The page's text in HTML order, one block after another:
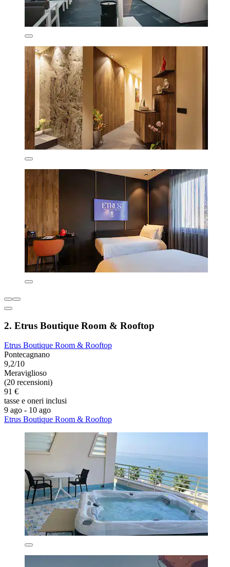
2. Etrus Boutique Room & Rooftop
Etrus Boutique Room & Rooftop
Pontecagnano
9,2/10
Meraviglioso
(20 recensioni)
91 €
tasse e oneri inclusi
9 ago - 10 ago
Etrus Boutique Room & Rooftop